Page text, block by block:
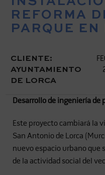
REFORMA
PARQUE EN
CLIENTE:
AYUNTAMIENTO
DE LORCA
Desarrollo de ingeniería de
Este proyecto cambiará la
San Antonio de Lorca
nuevo espacio urbano que
de la actividad social del